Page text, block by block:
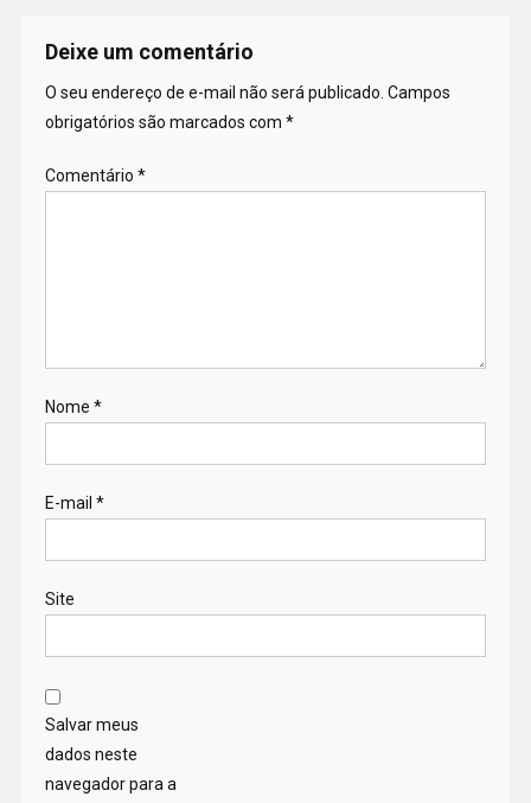
Deixe um comentário
O seu endereço de e-mail não será publicado. Campos
obrigatórios são marcados com *
Comentário *
Nome *
E-mail *
Site
Salvar meus
dados neste
navegador para a